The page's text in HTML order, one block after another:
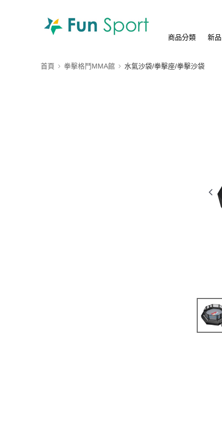
商品分類 新品
首頁 拳擊格鬥MMA館 水氣沙袋/拳擊座/拳擊沙袋